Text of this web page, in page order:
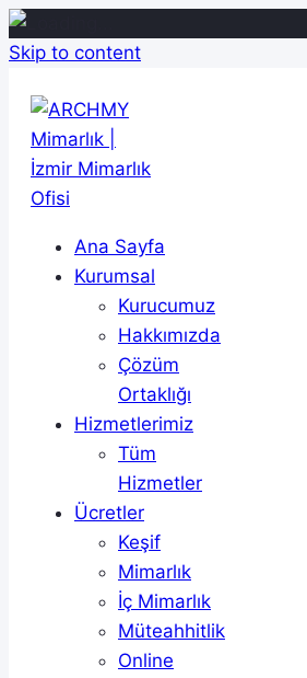
Skip to content
Ana Sayfa
Kurumsal
Kurucumuz
Hakkımızda
Çözüm
Ortaklığı
Hizmetlerimiz
Tüm
Hizmetler
Ücretler
Keşif
Mimarlık
İç Mimarlık
Müteahhitlik
Online